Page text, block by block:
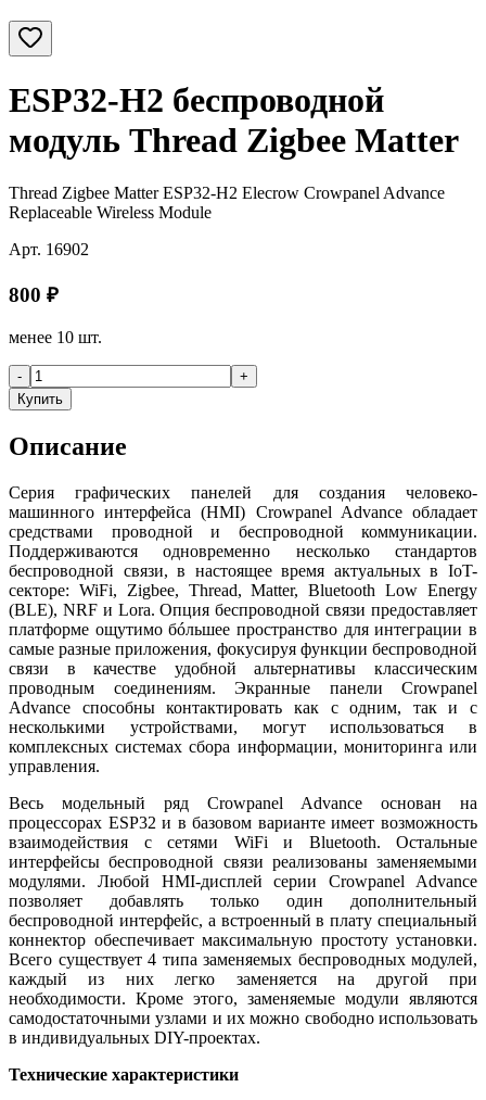
ESP32-H2 беспроводной
модуль Thread Zigbee Matter
Thread Zigbee Matter ESP32-H2 Elecrow Crowpanel Advance
Replaceable Wireless Module
Арт. 16902
800 ₽
менее 10 шт.
-
+
Купить
Описание
Серия графических панелей для создания человеко-
машинного интерфейса (HMI) Crowpanel Advance обладает
средствами проводной и беспроводной коммуникации.
Поддерживаются одновременно несколько стандартов
беспроводной связи, в настоящее время актуальных в IoT-
секторе: WiFi, Zigbee, Thread, Matter, Bluetooth Low Energy
(BLE), NRF и Lora. Опция беспроводной связи предоставляет
платформе ощутимо бóльшее пространство для интеграции в
самые разные приложения, фокусируя функции беспроводной
связи в качестве удобной альтернативы классическим
проводным соединениям. Экранные панели Crowpanel
Advance способны контактировать как с одним, так и с
несколькими устройствами, могут использоваться в
комплексных системах сбора информации, мониторинга или
управления.
Весь модельный ряд Сrowpanel Advance основан на
процессорах ESP32 и в базовом варианте имеет возможность
взаимодействия с сетями WiFi и Bluetooth. Остальные
интерфейсы беспроводной связи реализованы заменяемыми
модулями. Любой HMI-дисплей серии Сrowpanel Advance
позволяет добавлять только один дополнительный
беспроводной интерфейс, а встроенный в плату специальный
коннектор обеспечивает максимальную простоту установки.
Всего существует 4 типа заменяемых беспроводных модулей,
каждый из них легко заменяется на другой при
необходимости. Кроме этого, заменяемые модули являются
самодостаточными узлами и их можно свободно использовать
в индивидуальных DIY-проектах.
Технические характеристики